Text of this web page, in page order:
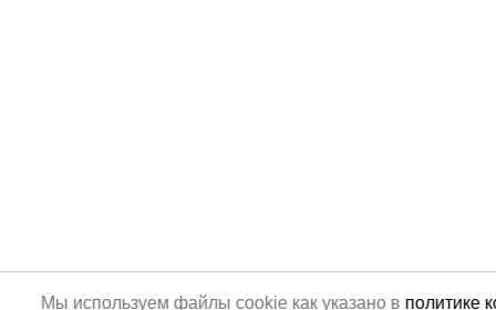
Мы используем файлы cookie как указано в политике